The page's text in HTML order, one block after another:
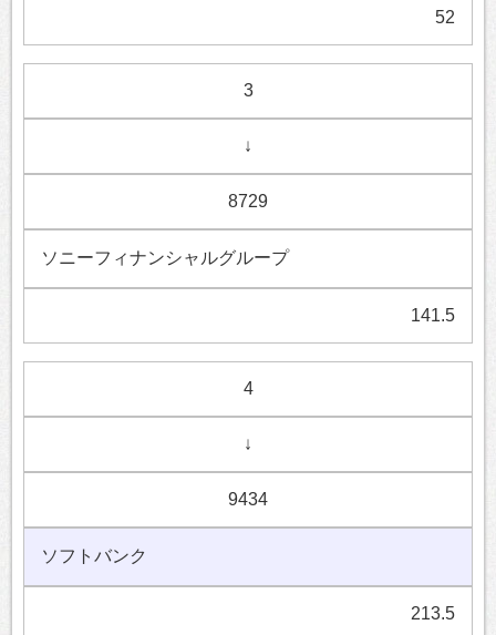
52
3
↓
8729
ソニーフィナンシャルグループ
141.5
4
↓
9434
ソフトバンク
213.5